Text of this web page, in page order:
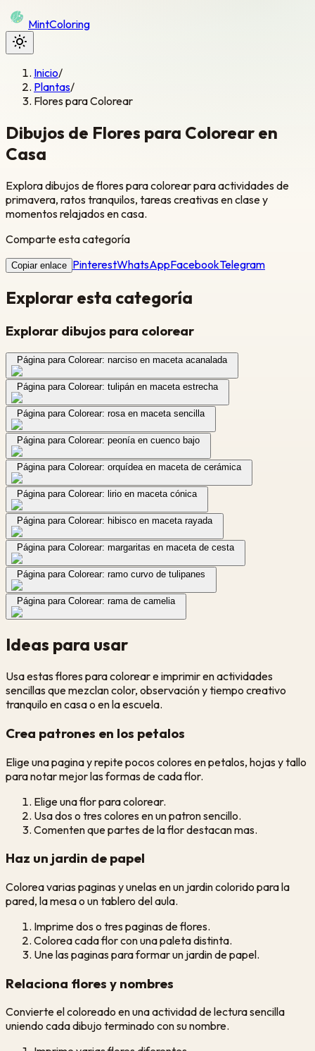
MintColoring
Inicio/
Plantas/
Flores para Colorear
Dibujos de Flores para Colorear en
Casa
Explora dibujos de flores para colorear para actividades de
primavera, ratos tranquilos, tareas creativas en clase y
momentos relajados en casa.
Comparte esta categoría
Copiar enlace PinterestWhatsAppFacebookTelegram
Explorar esta categoría
Explorar dibujos para colorear
Página para Colorear: narciso en maceta acanalada
Página para Colorear: tulipán en maceta estrecha
Página para Colorear: rosa en maceta sencilla
Página para Colorear: peonía en cuenco bajo
Página para Colorear: orquídea en maceta de cerámica
Página para Colorear: lirio en maceta cónica
Página para Colorear: hibisco en maceta rayada
Página para Colorear: margaritas en maceta de cesta
Página para Colorear: ramo curvo de tulipanes
Página para Colorear: rama de camelia
Ideas para usar
Usa estas flores para colorear e imprimir en actividades
sencillas que mezclan color, observación y tiempo creativo
tranquilo en casa o en la escuela.
Crea patrones en los petalos
Elige una pagina y repite pocos colores en petalos, hojas y tallo
para notar mejor las formas de cada flor.
Elige una flor para colorear.
Usa dos o tres colores en un patron sencillo.
Comenten que partes de la flor destacan mas.
Haz un jardin de papel
Colorea varias paginas y unelas en un jardin colorido para la
pared, la mesa o un tablero del aula.
Imprime dos o tres paginas de flores.
Colorea cada flor con una paleta distinta.
Une las paginas para formar un jardin de papel.
Relaciona flores y nombres
Convierte el coloreado en una actividad de lectura sencilla
uniendo cada dibujo terminado con su nombre.